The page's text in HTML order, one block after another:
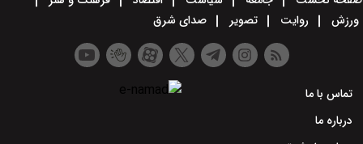
ورزش
روایت تصویر صدای شرق
تماس با ما
درباره ما